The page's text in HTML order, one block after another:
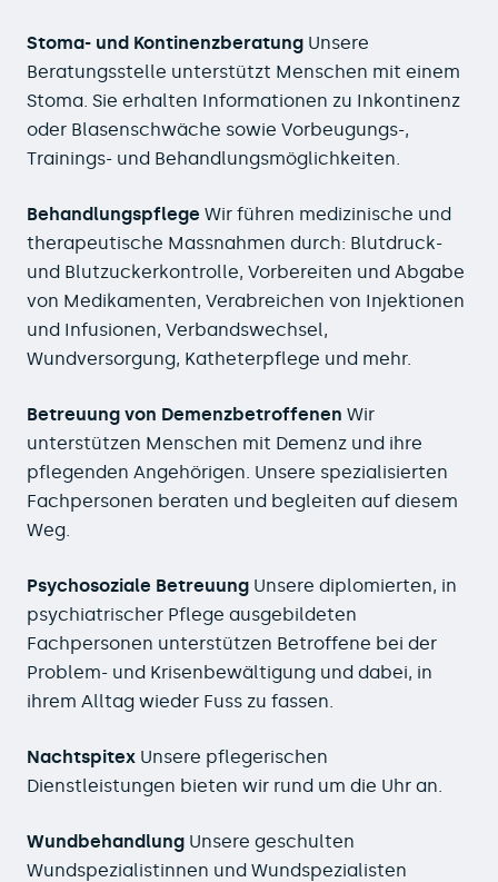
Stoma- und Kontinenzberatung Unsere
Beratungsstelle unterstützt Menschen mit einem
Stoma. Sie erhalten Informationen zu Inkontinenz
oder Blasenschwäche sowie Vorbeugungs-,
Trainings- und Behandlungsmöglichkeiten.
Behandlungspflege Wir führen medizinische und
therapeutische Massnahmen durch: Blutdruck-
und Blutzuckerkontrolle, Vorbereiten und Abgabe
von Medikamenten, Verabreichen von Injektionen
und Infusionen, Verbandswechsel,
Wundversorgung, Katheterpflege und mehr.
Betreuung von Demenzbetroffenen Wir
unterstützen Menschen mit Demenz und ihre
pflegenden Angehörigen. Unsere spezialisierten
Fachpersonen beraten und begleiten auf diesem
Weg.
Psychosoziale Betreuung Unsere diplomierten, in
psychiatrischer Pflege ausgebildeten
Fachpersonen unterstützen Betroffene bei der
Problem- und Krisenbewältigung und dabei, in
ihrem Alltag wieder Fuss zu fassen.
Nachtspitex Unsere pflegerischen
Dienstleistungen bieten wir rund um die Uhr an.
Wundbehandlung Unsere geschulten
Wundspezialistinnen und Wundspezialisten